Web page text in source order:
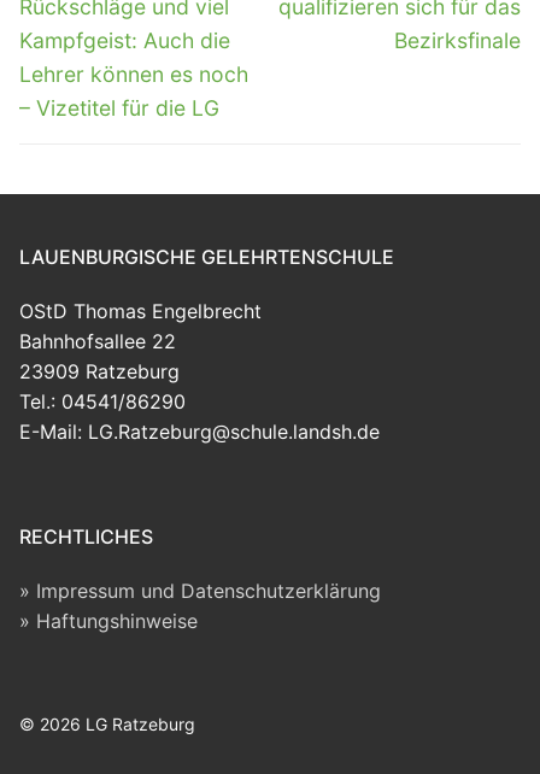
Rückschläge und viel
Kampfgeist: Auch die
Lehrer können es noch
– Vizetitel für die LG
qualifizieren sich für das
Bezirksfinale
LAUENBURGISCHE GELEHRTENSCHULE
OStD Thomas Engelbrecht
Bahnhofsallee 22
23909 Ratzeburg
Tel.: 04541/86290
E-Mail: LG.Ratzeburg@schule.landsh.de
RECHTLICHES
Impressum und Datenschutzerklärung
Haftungshinweise
© 2026 LG Ratzeburg